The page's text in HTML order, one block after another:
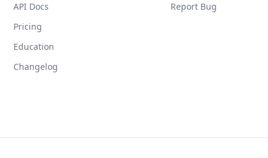
API Docs
Pricing
Education
Changelog
Report Bug